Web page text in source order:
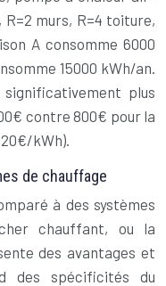
R=2 murs, R=4 toiture,
A consomme 6000
15000 kWh/an.
plus
contre 800€ pour la
kWh).
de chauffage
à des systèmes
chauffant, ou la
des avantages et
des spécificités du